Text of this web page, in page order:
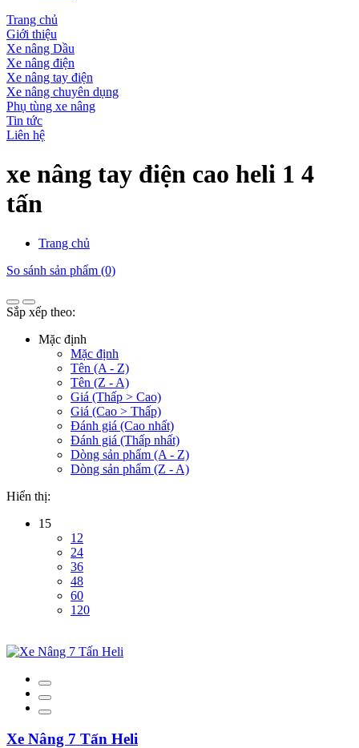
Trang chủ
Giới thiệu
Xe nâng Dầu
Xe nâng điện
Xe nâng tay điện
Xe nâng chuyên dụng
Phụ tùng xe nâng
Tin tức
Liên hệ
xe nâng tay điện cao heli 1 4
tấn
Trang chủ
So sánh sản phẩm (0)
Sắp xếp theo:
Mặc định
Mặc định
Tên (A - Z)
Tên (Z - A)
Giá (Thấp > Cao)
Giá (Cao > Thấp)
Đánh giá (Cao nhất)
Đánh giá (Thấp nhất)
Dòng sản phẩm (A - Z)
Dòng sản phẩm (Z - A)
Hiển thị:
15
12
24
36
48
60
120
Xe Nâng 7 Tấn Heli